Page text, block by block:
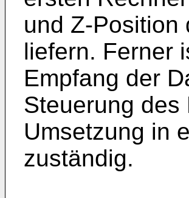
und Z-Position
liefern. Ferner
Empfang der
Steuerung
Umsetzung in
zuständig.